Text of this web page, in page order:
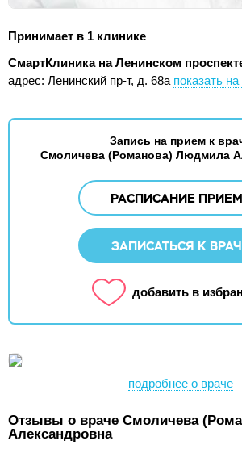
Принимает в 1 клинике
СмартКлиника на Ленинском
адрес: Ленинский пр-т, д. 68а показать на
Запись на прием к
Смоличева (Романова) Людмила
РАСПИСАНИЕ
ЗАПИСАТЬСЯ К
добавить в
подробнее о враче
Отзывы о враче Смоличева
Александровна